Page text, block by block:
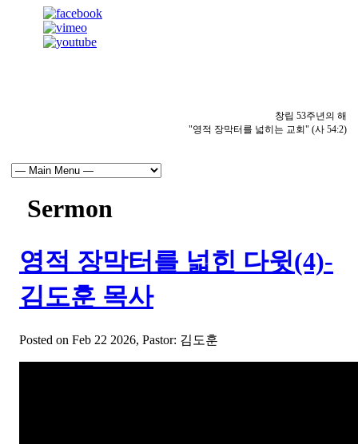
창립 53주년의 해
"영적 장막터를 넓히는 교회" (사 54:2)
Sermon
영적 장막터를 넓힌 다윗(4)-
김도훈 목사
Posted on Feb 22 2026, Pastor: 김도훈